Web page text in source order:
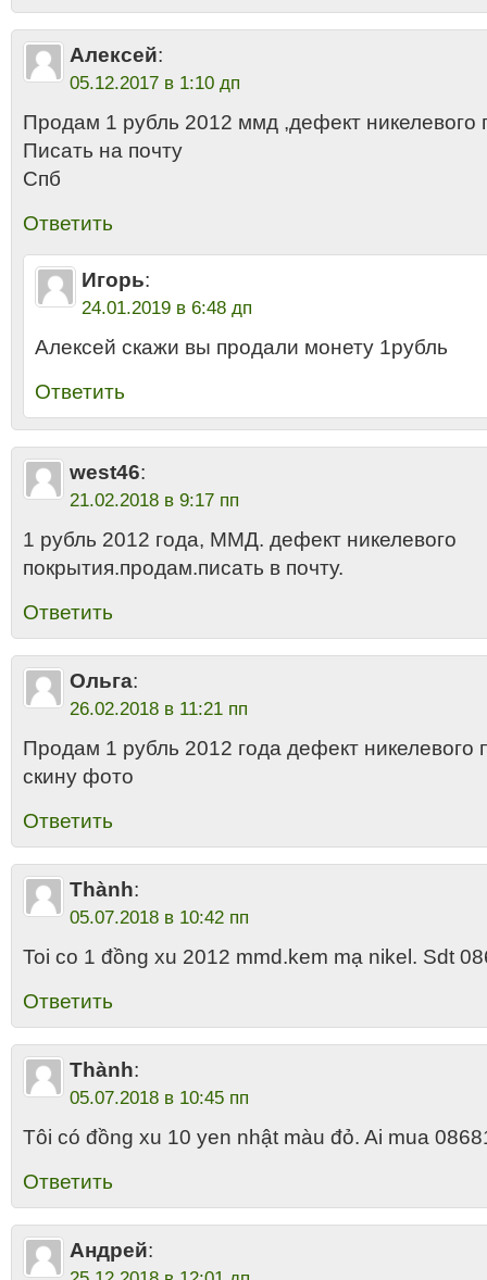
Алексей:
05.12.2017 в 1:10 дп
Продам 1 рубль 2012 ммд ,дефект никелевого
Писать на почту
Спб
Ответить
Игорь:
24.01.2019 в 6:48 дп
Алексей скажи вы продали монету 1рубль
Ответить
west46:
21.02.2018 в 9:17 пп
1 рубль 2012 года, ММД. дефект никелевого
покрытия.продам.писать в почту.
Ответить
Ольга:
26.02.2018 в 11:21 пп
Продам 1 рубль 2012 года дефект никелевого
скину фото
Ответить
Thành:
05.07.2018 в 10:42 пп
Toi co 1 đồng xu 2012 mmd.kem mạ nikel. Sdt
Ответить
Thành:
05.07.2018 в 10:45 пп
Tôi có đồng xu 10 yen nhật màu đỏ. Ai mua
Ответить
Андрей: